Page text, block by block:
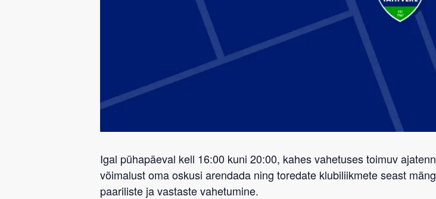
Igal pühapäeval kell 16:00 kuni 20:00, kahes vahetuses toimuv
võimalust oma oskusi arendada ning toredate klubiliikmete seast
paariliste ja vastaste vahetumine.